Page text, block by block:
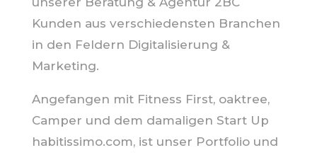
Kunden aus verschiedensten Branchen
in den Feldern Digitalisierung &
Marketing.
Angefangen mit Fitness First, oaktree,
Camper und dem damaligen Start Up
habitissimo.com, ist unser Portfolio und